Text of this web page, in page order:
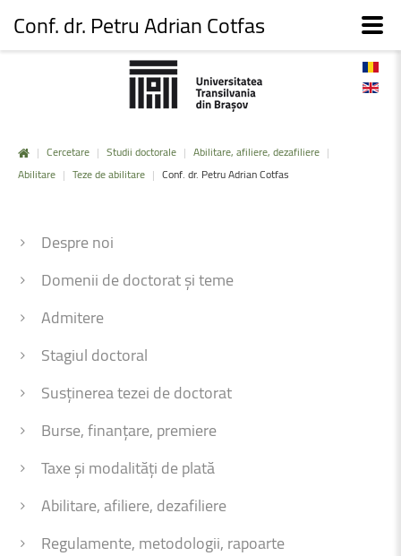
| Cercetare | Studii doctorale | Abilitare, afiliere, dezafiliere |
Abilitare | Teze de abilitare | Conf. dr. Petru Adrian Cotfas
Despre noi
Domenii de doctorat și teme
Admitere
Stagiul doctoral
Susținerea tezei de doctorat
Burse, finanțare, premiere
Taxe și modalități de plată
Abilitare, afiliere, dezafiliere
Regulamente, metodologii, rapoarte
Conf. dr. Petru Adrian Cotfas